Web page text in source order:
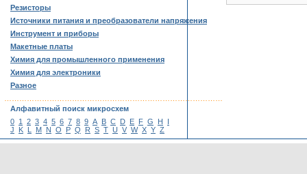
Резисторы
Источники питания и преобразователи напряжения
Инструмент и приборы
Макетные платы
Химия для промышленного применения
Химия для электроники
Разное
Алфавитный поиск микросхем
0 1 2 3 4 5 6 7 8 9 A B C D E F G H
I
J
K L M N O P Q R S T U V W X Y Z